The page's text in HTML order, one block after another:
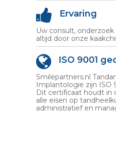
Ervaring
Uw consult,
altijd door onze
ISO 9001
Smilepartners.nl
Implantologie zijn ISO
Dit certificaat houdt in
alle eisen op
administratief en